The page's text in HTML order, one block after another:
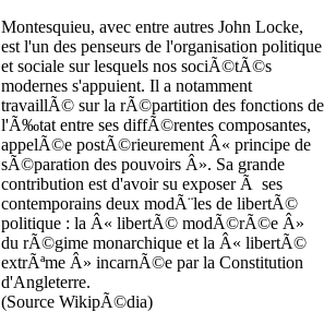
Montesquieu, avec entre autres John Locke,
est l'un des penseurs de l'organisation politique
et sociale sur lesquels nos sociÃ©tÃ©s
modernes s'appuient. Il a notamment
travaillÃ© sur la rÃ©partition des fonctions de
l'Ã‰tat entre ses diffÃ©rentes composantes,
appelÃ©e postÃ©rieurement Â« principe de
sÃ©paration des pouvoirs Â». Sa grande
contribution est d'avoir su exposer Ã ses
contemporains deux modÃ¨les de libertÃ©
politique : la Â« libertÃ© modÃ©rÃ©e Â»
du rÃ©gime monarchique et la Â« libertÃ©
extrÃªme Â» incarnÃ©e par la Constitution
d'Angleterre.
(Source WikipÃ©dia)